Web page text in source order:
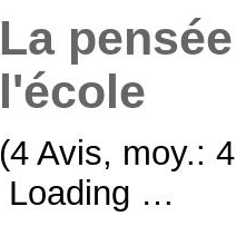
La
l'école
(4 Avis, moy.:
Loading …